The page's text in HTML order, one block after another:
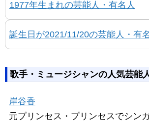
1977年生まれの芸能人・有名人
誕生日が2021/11/20の芸能人・有
歌手・ミュージシャンの人気芸能
岸谷香
元プリンセス・プリンセスでシン